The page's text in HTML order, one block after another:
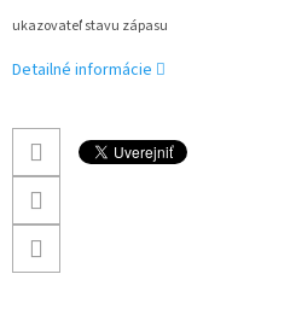
ukazovateľ stavu zápasu
Detailné informácie